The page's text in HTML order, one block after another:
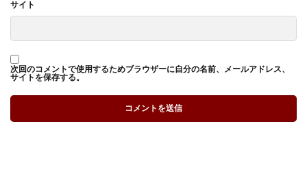
サイト
次回のコメントで使用するためブラウザーに自分の名前、メールアドレス、
サイトを保存する。